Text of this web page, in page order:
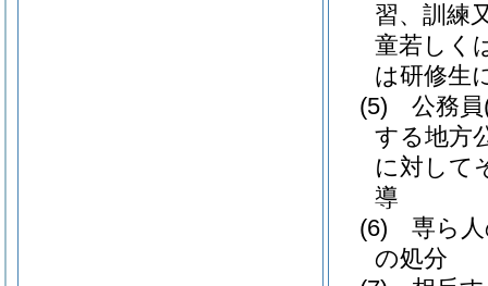
習、訓練
童若しく
は研修生
(5)
公務員
する地方
に対して
導
(6)
専ら
の処分